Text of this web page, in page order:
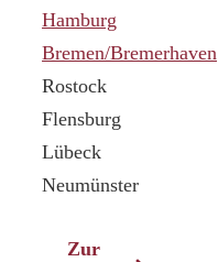
Hamburg
Bremen/Bremerhaven
Rostock
Flensburg
Lübeck
Neumünster
Zur